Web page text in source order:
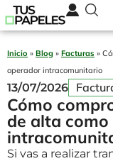
Inicio » Blog » Facturas »
operador intracomunitario
13/07/2026
Cómo
de alta
Si vas a realizar